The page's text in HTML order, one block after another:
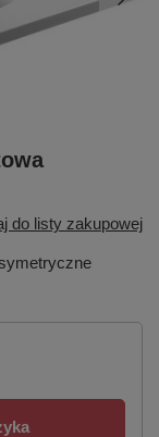
do listy zakupowej